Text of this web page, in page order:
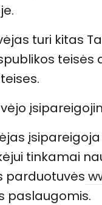
turi kitas
teisės
tinkamai
parduotuvės
paslaugomis.